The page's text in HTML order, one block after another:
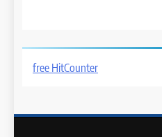
free HitCounter